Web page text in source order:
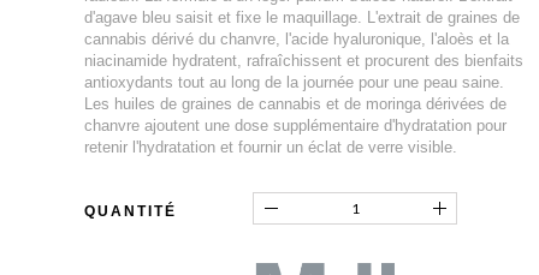
d'agave bleu saisit et fixe le maquillage. L'extrait de graines de
cannabis dérivé du chanvre, l'acide hyaluronique, l'aloès et la
niacinamide hydratent, rafraîchissent et procurent des bienfaits
antioxydants tout au long de la journée pour une peau saine.
Les huiles de graines de cannabis et de moringa dérivées de
chanvre ajoutent une dose supplémentaire d'hydratation pour
retenir l'hydratation et fournir un éclat de verre visible.
QUANTITÉ